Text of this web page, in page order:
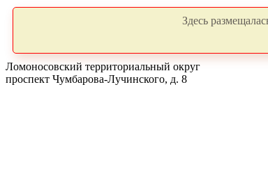
Здесь
Ломоносовский территориальный округ
проспект Чумбарова-Лучинского, д. 8